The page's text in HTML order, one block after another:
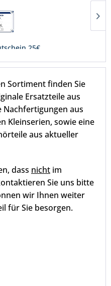
25€
Stück
€ *Sortiment finden Sie
Ersatzteile aus
Nachfertigungen aus
Kleinserien, sowie eine
aus aktueller
dass nicht im
Sie uns bitte
wir Ihnen weiter
für Sie besorgen.